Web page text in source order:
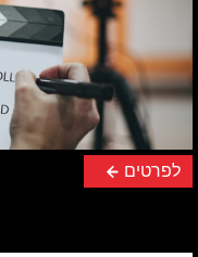
לפרטים